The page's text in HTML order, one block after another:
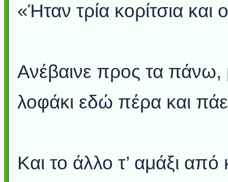
«Ήταν τρία κορίτσια
Ανέβαινε προς τα πάνω,
λοφάκι εδώ πέρα και
Και το άλλο τ’ αμάξι